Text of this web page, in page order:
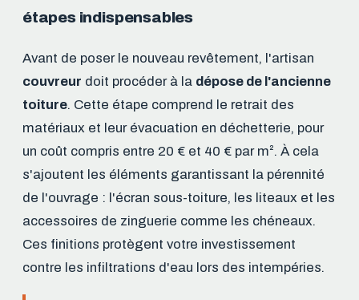
étapes indispensables
Avant de poser le nouveau revêtement, l'artisan
couvreur doit procéder à la dépose de l'ancienne
toiture. Cette étape comprend le retrait des
matériaux et leur évacuation en déchetterie, pour
un coût compris entre 20 € et 40 € par m². À cela
s'ajoutent les éléments garantissant la pérennité
de l'ouvrage : l'écran sous-toiture, les liteaux et les
accessoires de zinguerie comme les chéneaux.
Ces finitions protègent votre investissement
contre les infiltrations d'eau lors des intempéries.